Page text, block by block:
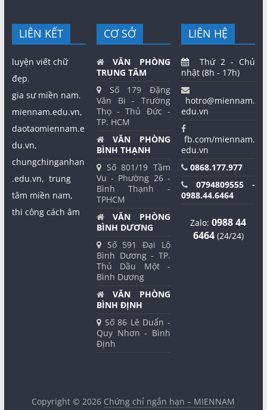
LIÊN KẾT
luyện viết chữ
đẹp,
gia sư miền nam,
miennam.edu.vn,
daotaomiennam.e
du.vn,
chungchinganhan
.edu.vn, trung
tâm miền nam,
thi công cách âm
CƠ SỞ
VĂN PHÒNG
TRUNG TÂM
Số 179 Đặng
Văn Bi - Trường
Thọ - Thủ Đức -
TP. HCM
VĂN PHÒNG
BÌNH THẠNH
Số 801/19 Tầm
Vu - Phường 26 -
Bình Thạnh -
TPHCM
VĂN PHÒNG
BÌNH DƯƠNG
Số 591 Đại Lộ
Bình Dương - TP.
Thủ Dầu Một -
Bình Dương
VĂN PHÒNG
BÌNH ĐỊNH
Số 86 Lê Duẩn -
Quy Nhơn - Bình
Định
LIÊN HỆ
Thứ 2 - Chủ
nhật (8h - 17h)
hotro@miennam.
edu.vn
fb.com/miennam.
edu.vn
0868.177.977
0794809555 -
0988.44.6464
Zalo:0988 44
6464(24/24)
Copyright © 2026 Chứng chỉ ngắn hạn – MIENNAM